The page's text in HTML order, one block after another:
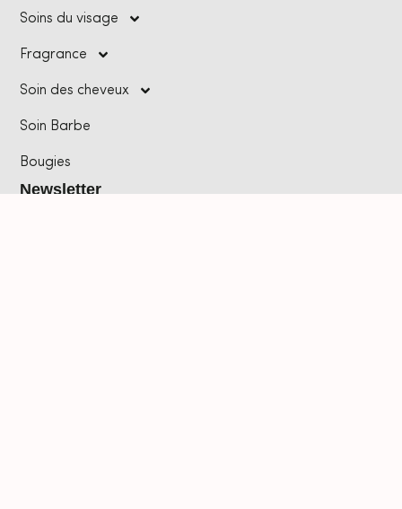
Soins du visage
Fragrance
Soin des cheveux
Soin Barbe
Bougies
Newsletter